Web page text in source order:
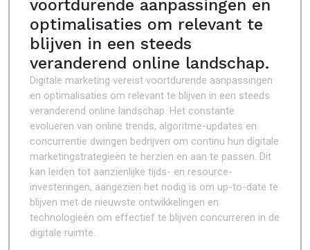
voortdurende aanpassingen en
optimalisaties om relevant te
blijven in een steeds
veranderend online landschap.
Digitale marketing vereist voortdurende aanpassingen
en optimalisaties om relevant te blijven in een steeds
veranderend online landschap. Het constante
evolueren van online trends, algoritme-updates en
concurrentie dwingen bedrijven om continu hun digitale
marketingstrategieën te herzien en aan te passen. Dit
kan leiden tot aanzienlijke tijds- en resource-
investeringen, aangezien het nodig is om up-to-date te
blijven met de nieuwste ontwikkelingen en
technologieën om effectief te blijven concurreren in de
digitale ruimte.